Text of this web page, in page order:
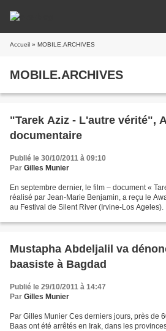
Accueil » MOBILE.ARCHIVES
MOBILE.ARCHIVES
"Tarek Aziz - L'autre vérité",
documentaire
Publié le 30/10/2011 à 09:10
Par Gilles Munier
En septembre dernier, le film – document «
réalisé par Jean-Marie Benjamin, a reçu le
au Festival de Silent River (Irvine-Los
Mustapha Abdeljalil va
baasiste à Bagdad
Publié le 29/10/2011 à 14:47
Par Gilles Munier
Par Gilles Munier Ces derniers jours, près de
Baas ont été arrêtés en Irak, dans les